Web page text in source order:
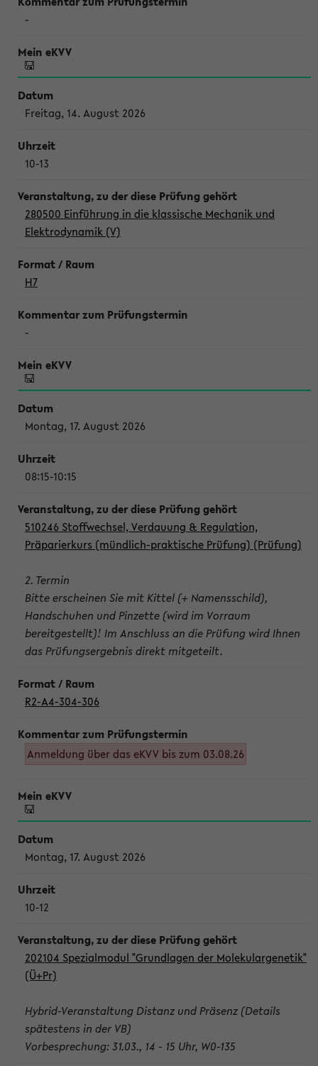
-
Freitag, 14. August 2026
10-13
280500 Einführung in die klassische Mechanik und
Elektrodynamik (V)
H7
-
Montag, 17. August 2026
08:15-10:15
510246 Stoffwechsel, Verdauung & Regulation,
Präparierkurs (mündlich-praktische Prüfung) (Prüfung)
2. Termin
Bitte erscheinen Sie mit Kittel (+ Namensschild),
Handschuhen und Pinzette (wird im Vorraum
bereitgestellt)! Im Anschluss an die Prüfung wird Ihnen
das Prüfungsergebnis direkt mitgeteilt.
R2-A4-304-306
Anmeldung über das eKVV bis zum 03.08.26
Montag, 17. August 2026
10-12
202104 Spezialmodul "Grundlagen der Molekulargenetik"
(Ü+Pr)
Hybrid-Veranstaltung Distanz und Präsenz (Details
spätestens in der VB)
Vorbesprechung: 31.03., 14 - 15 Uhr, W0-135